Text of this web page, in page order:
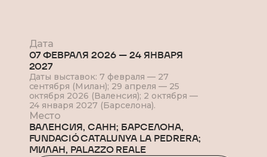
Дата
07 ФЕВРАЛЯ 2026 —24 ЯНВАРЯ
2027
Даты выставок: 7 февраля — 27
сентября (Милан); 29 апреля — 25
октября 2026 (Валенсия); 2 октября —
24 января 2027 (Барселона).
Место
ВАЛЕНСИЯ, CAHH; БАРСЕЛОНА,
FUNDACIÓ CATALUNYA LA PEDRERA;
МИЛАН, PALAZZO REALE